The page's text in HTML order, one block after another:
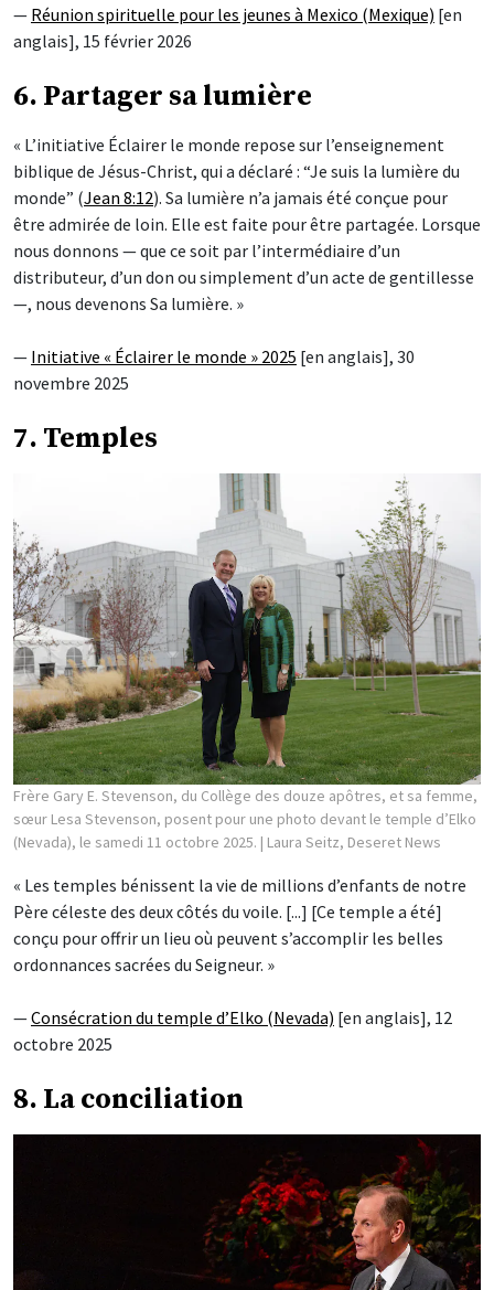
— Réunion spirituelle pour les jeunes à Mexico (Mexique) [en
anglais], 15 février 2026
6. Partager sa lumière
« L’initiative Éclairer le monde repose sur l’enseignement
biblique de Jésus-Christ, qui a déclaré : “Je suis la lumière du
monde” (Jean 8:12). Sa lumière n’a jamais été conçue pour
être admirée de loin. Elle est faite pour être partagée. Lorsque
nous donnons — que ce soit par l’intermédiaire d’un
distributeur, d’un don ou simplement d’un acte de gentillesse
—, nous devenons Sa lumière. »
— Initiative « Éclairer le monde » 2025 [en anglais], 30
novembre 2025
7. Temples
Frère Gary E. Stevenson, du Collège des douze apôtres, et sa femme,
sœur Lesa Stevenson, posent pour une photo devant le temple d’Elko
(Nevada), le samedi 11 octobre 2025. | Laura Seitz, Deseret News
« Les temples bénissent la vie de millions d’enfants de notre
Père céleste des deux côtés du voile. [...] [Ce temple a été]
conçu pour offrir un lieu où peuvent s’accomplir les belles
ordonnances sacrées du Seigneur. »
—Consécration du temple d’Elko (Nevada) [en anglais], 12
octobre 2025
8. La conciliation